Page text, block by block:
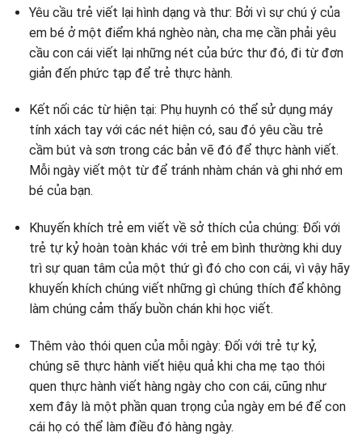
Yêu cầu trẻ viết lại hình dạng và thư: Bởi vì sự chú ý của
em bé ở một điểm khá nghèo nàn, cha mẹ cần phải yêu
cầu con cái viết lại những nét của bức thư đó, đi từ đơn
giản đến phức tạp để trẻ thực hành.
Kết nối các từ hiện tại: Phụ huynh có thể sử dụng máy
tính xách tay với các nét hiện có, sau đó yêu cầu trẻ
cầm bút và sơn trong các bản vẽ đó để thực hành viết.
Mỗi ngày viết một từ để tránh nhàm chán và ghi nhớ em
bé của bạn.
Khuyến khích trẻ em viết về sở thích của chúng: Đối với
trẻ tự kỷ hoàn toàn khác với trẻ em bình thường khi duy
trì sự quan tâm của một thứ gì đó cho con cái, vì vậy hãy
khuyến khích chúng viết những gì chúng thích để không
làm chúng cảm thấy buồn chán khi học viết.
Thêm vào thói quen của mỗi ngày: Đối với trẻ tự kỷ,
chúng sẽ thực hành viết hiệu quả khi cha mẹ tạo thói
quen thực hành viết hàng ngày cho con cái, cũng như
xem đây là một phần quan trọng của ngày em bé để con
cái họ có thể làm điều đó hàng ngày.